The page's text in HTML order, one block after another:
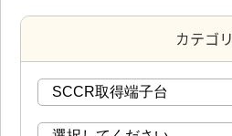
カテゴリ